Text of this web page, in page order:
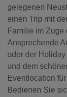
gelegenen
einen Trip mit
Familie im Zuge
Ansprechende
oder der
und dem
Eventlocation
Bedienen Sie